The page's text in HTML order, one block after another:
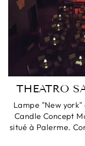
THEATRO
Lampe "New
Candle Concept
situé à Palerme.